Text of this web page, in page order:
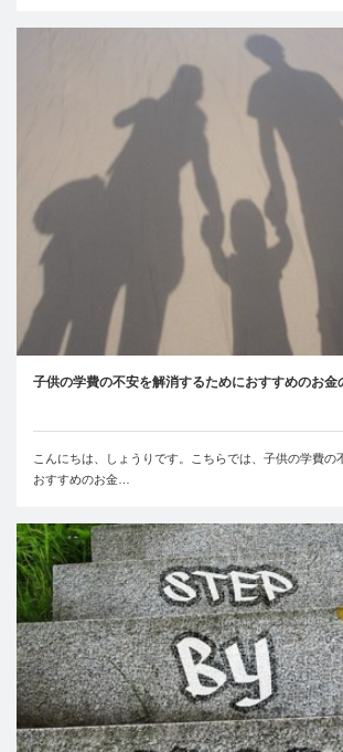
子供の学費の不安を解消するためにおすすめのお金
こんにちは、しょうりです。こちらでは、子供の学費の
おすすめのお金…